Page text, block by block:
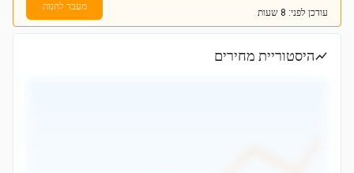
עודכן לפני: 8 שעות
מעבר לחנות
היסטוריית מחירים